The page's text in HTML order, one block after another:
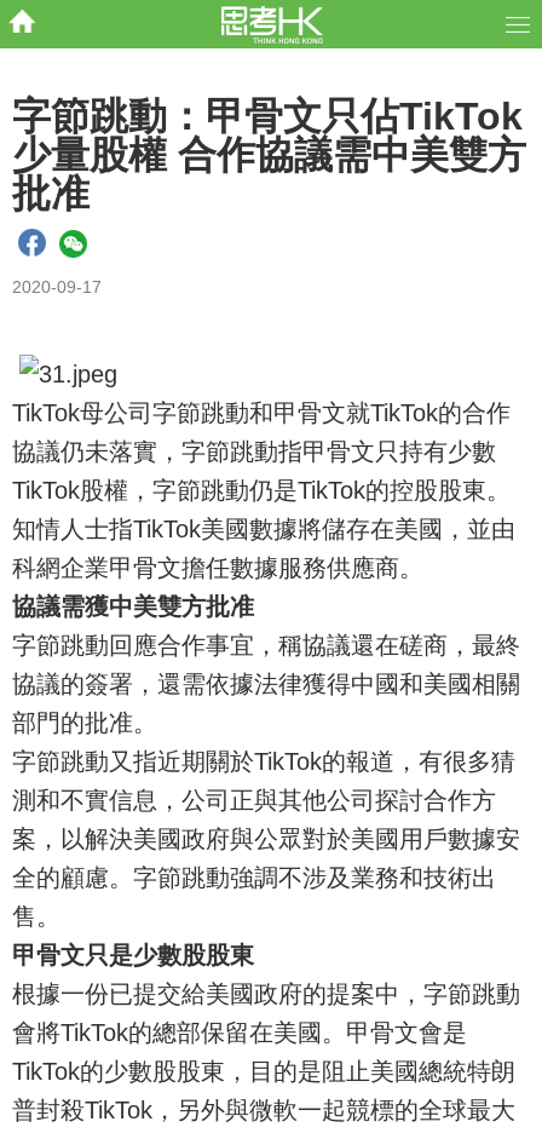
字節跳動：甲骨文只佔TikTok
少量股權 合作協議需中美雙方
批准
2020-09-17
TikTok母公司字節跳動和甲骨文就TikTok的合作
協議仍未落實，字節跳動指甲骨文只持有少數
TikTok股權，字節跳動仍是TikTok的控股股東。
知情人士指TikTok美國數據將儲存在美國，並由
科網企業甲骨文擔任數據服務供應商。
協議需獲中美雙方批准
字節跳動回應合作事宜，稱協議還在磋商，最終
協議的簽署，還需依據法律獲得中國和美國相關
部門的批准。
字節跳動又指近期關於TikTok的報道，有很多猜
測和不實信息，公司正與其他公司探討合作方
案，以解決美國政府與公眾對於美國用戶數據安
全的顧慮。字節跳動強調不涉及業務和技術出
售。
甲骨文只是少數股股東
根據一份已提交給美國政府的提案中，字節跳動
會將TikTok的總部保留在美國。甲骨文會是
TikTok的少數股股東，目的是阻止美國總統特朗
普封殺TikTok，另外與微軟一起競標的全球最大